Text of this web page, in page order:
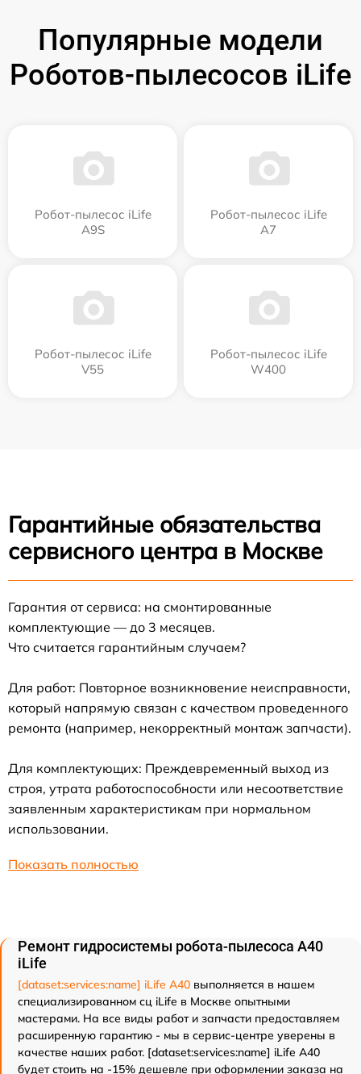
Популярные модели
Роботов-пылесосов iLife
Робот-пылесос iLife
A9S
Робот-пылесос iLife
A7
Робот-пылесос iLife
V55
Робот-пылесос iLife
W400
Гарантийные обязательства
сервисного центра в Москве
Гарантия от сервиса: на смонтированные
комплектующие — до 3 месяцев.
Что считается гарантийным случаем?
Для работ: Повторное возникновение неисправности,
который напрямую связан с качеством проведенного
ремонта (например, некорректный монтаж запчасти).
Для комплектующих: Преждевременный выход из
строя, утрата работоспособности или несоответствие
заявленным характеристикам при нормальном
использовании.
Показать полностью
Ремонт гидросистемы робота-пылесоса A40
iLife
[dataset:services:name] iLife A40 выполняется в нашем
специализированном сц iLife в Москве опытными
мастерами. На все виды работ и запчасти предоставляем
расширенную гарантию - мы в сервис-центре уверены в
качестве наших работ. [dataset:services:name] iLife A40
будет стоить на -15% дешевле при оформлении заказа на